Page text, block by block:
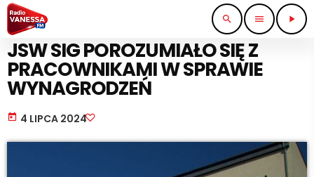
search menu play_arrow
PRACA I BIZNES
JSW SIG POROZUMIAŁO SIĘ Z
PRACOWNIKAMI W SPRAWIE
WYNAGRODZEŃ
today 4 LIPCA 2024